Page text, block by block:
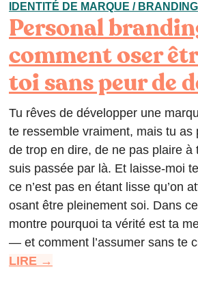
IDENTITÉ DE MARQUE / BRANDING
Personal
comment oser
toi sans peur de
Tu rêves de développer une
te ressemble vraiment, mais tu as
de trop en dire, de ne pas plaire à
suis passée par là. Et laisse-moi
ce n’est pas en étant lisse qu’on
osant être pleinement soi. Dans
montre pourquoi ta vérité est ta
— et comment l’assumer sans te
LIRE →